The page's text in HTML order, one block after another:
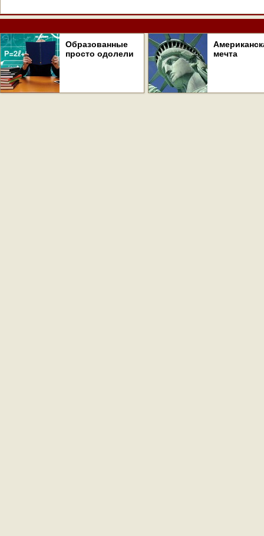
Образованные
просто одолели
мечта